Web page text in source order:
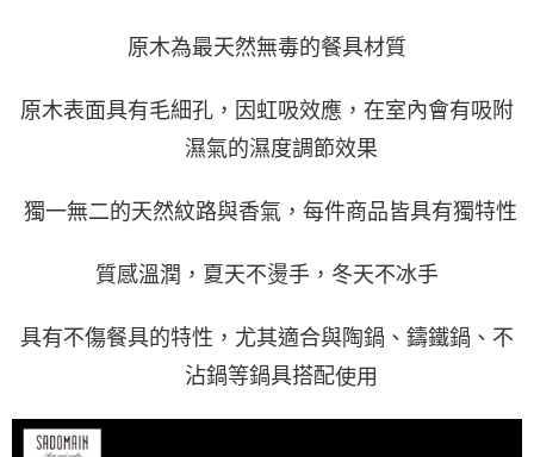
原木為最天然無毒的餐具材質
原木表面具有毛細孔，因虹吸效應，在室內會有吸附
濕氣的濕度調節效果
獨一無二的天然紋路與香氣，每件商品皆具有獨特性
質感溫潤，夏天不燙手，冬天不冰手
具有不傷餐具的特性，尤其適合與陶鍋、鑄鐵鍋、不
沾鍋等鍋具搭配使用